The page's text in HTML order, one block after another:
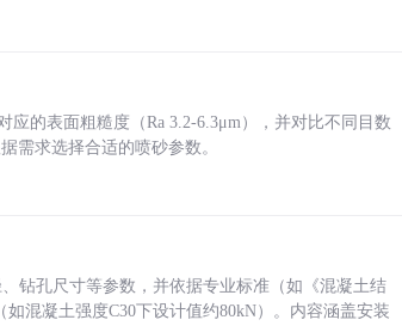
的表面粗糙度（Ra 3.2-6.3μm），并对比不同目数
需求选择合适的喷砂参数。
钻孔尺寸等参数，并依据专业标准（如《混凝土结
混凝土强度C30下设计值约80kN）。内容涵盖安装